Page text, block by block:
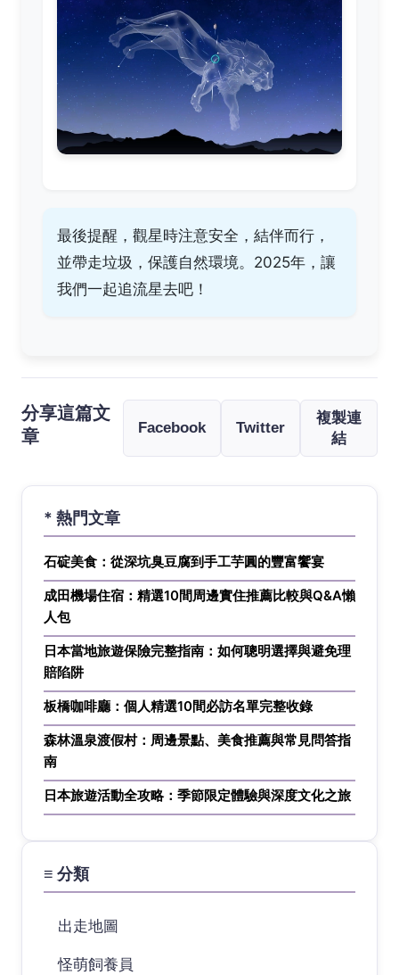
最後提醒，觀星時注意安全，結伴而行，
並帶走垃圾，保護自然環境。2025年，讓
我們一起追流星去吧！
分享這篇文
章
Facebook Twitter
複製連
結
* 熱門文章
石碇美食：從深坑臭豆腐到手工芋圓的豐富饗宴
成田機場住宿：精選10間周邊實住推薦比較與Q&A懶
人包
日本當地旅遊保險完整指南：如何聰明選擇與避免理
賠陷阱
板橋咖啡廳：個人精選10間必訪名單完整收錄
森林溫泉渡假村：周邊景點、美食推薦與常見問答指
南
日本旅遊活動全攻略：季節限定體驗與深度文化之旅
≡ 分類
出走地圖
怪萌飼養員